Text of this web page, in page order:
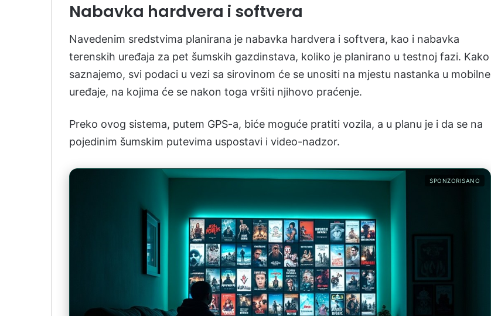
Nabavka hardvera i softvera
Navedenim sredstvima planirana je nabavka hardvera i softvera, kao i nabavka
terenskih uređaja za pet šumskih gazdinstava, koliko je planirano u testnoj fazi. Kako
saznajemo, svi podaci u vezi sa sirovinom će se unositi na mjestu nastanka u mobilne
uređaje, na kojima će se nakon toga vršiti njihovo praćenje.
Preko ovog sistema, putem GPS-a, biće moguće pratiti vozila, a u planu je i da se na
pojedinim šumskim putevima uspostavi i video-nadzor.
SPONZORISANO